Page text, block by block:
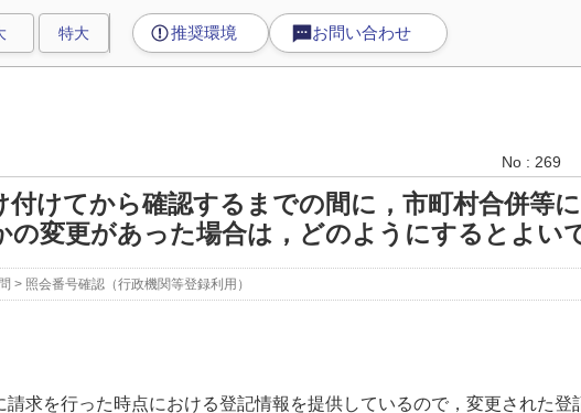
推奨環境 お問い合わせ
No : 269
付けてから確認するまでの間に，市町村合併等
の変更があった場合は，どのようにするとよい
> 照会番号確認（行政機関等登録利用）
求を行った時点における登記情報を提供しているので，変更された登